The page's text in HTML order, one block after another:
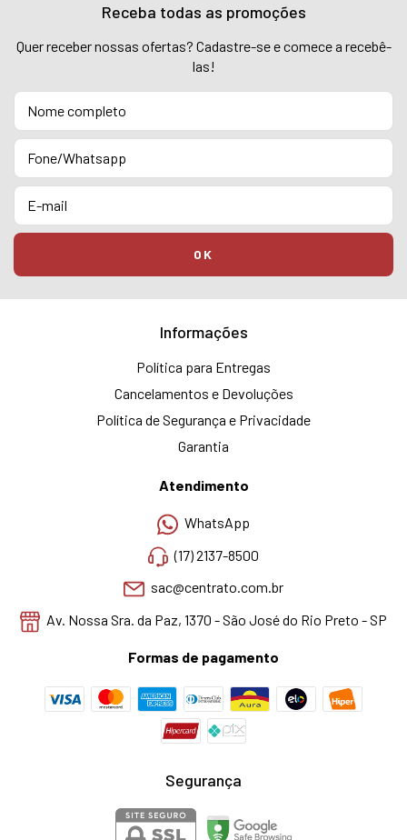
Receba todas as promoções
Quer receber nossas ofertas? Cadastre-se e comece a recebê-
las!
Informações
Política para Entregas
Cancelamentos e Devoluções
Política de Segurança e Privacidade
Garantia
Atendimento
WhatsApp
(17) 2137-8500
sac@centrato.com.br
Av. Nossa Sra. da Paz, 1370 - São José do Rio Preto - SP
Formas de pagamento
Segurança